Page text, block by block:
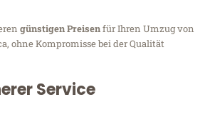
günstigen Preisenfür Ihren Umzug von
ohne Kompromisse bei der Qualität
Service